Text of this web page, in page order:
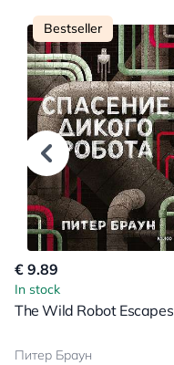
Bestseller
€ 9.89
In stock
The Wild Robot Escapes
Питер Браун